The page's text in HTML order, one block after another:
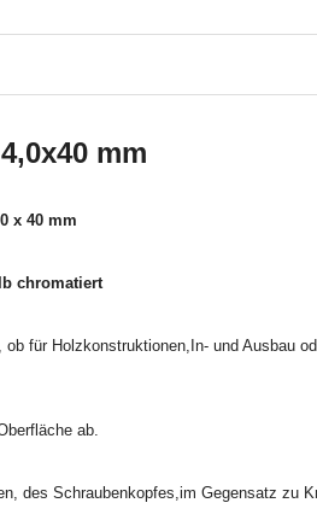
mm
x 40 mm
chromatiert
für Holzkonstruktionen,In- und Ausbau
ab.
des Schraubenkopfes,im Gegensatz zu